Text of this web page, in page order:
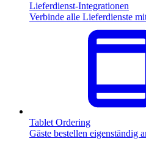
Lieferdienst-Integrationen
Verbinde alle Lieferdienste
Tablet Ordering
Gäste bestellen eigenständig